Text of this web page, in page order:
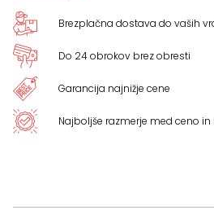
Brezplačna dostava do vaših
Do 24 obrokov brez obresti
Garancija najnižje cene
Najboljše razmerje med ceno